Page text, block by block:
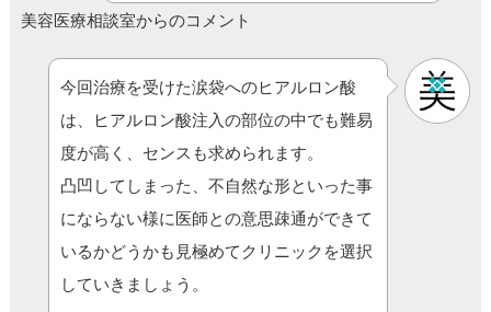
美容医療相談室からのコメント
今回治療を受けた涙袋へのヒアルロン酸
は、ヒアルロン酸注入の部位の中でも難易
度が高く、センスも求められます。
凸凹してしまった、不自然な形といった事
にならない様に医師との意思疎通ができて
いるかどうかも見極めてクリニックを選択
していきましょう。